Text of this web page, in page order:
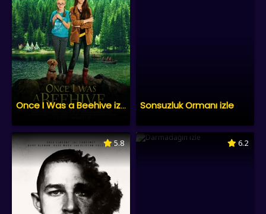
Once I Was a Beehive izle Sonsuzluk Ormanı izle
5.8 6.2